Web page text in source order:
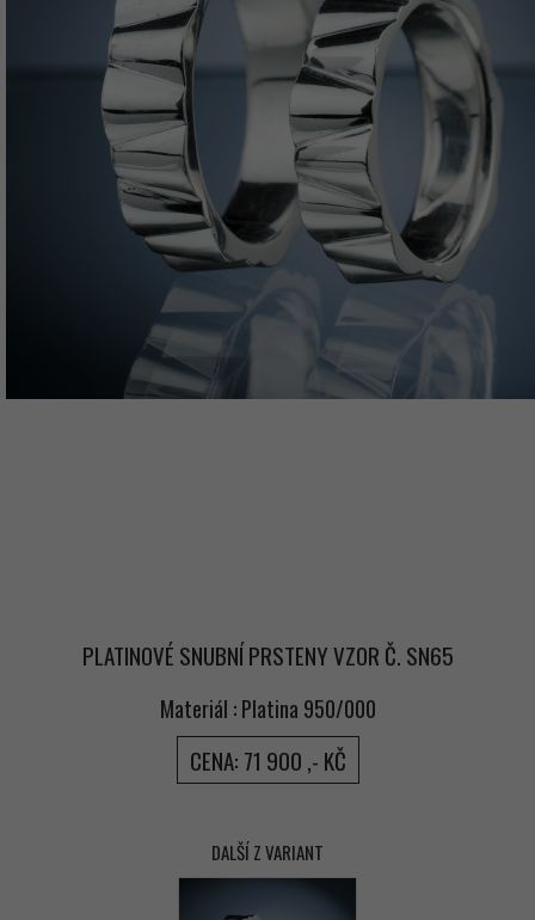
PLATINOVÉ SNUBNÍ PRSTENY VZOR Č. SN65
Materiál : Platina 950/000
CENA: 71 900 ,- KČ
DALŠÍ Z VARIANT